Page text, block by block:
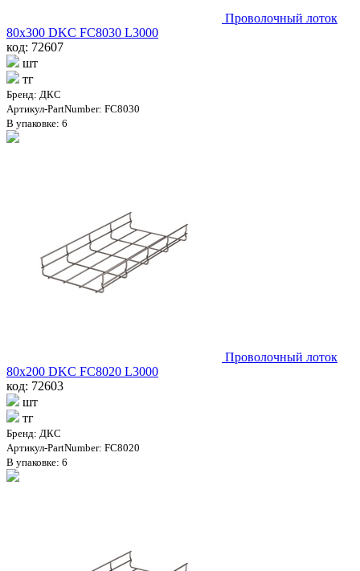
Проволочный лоток
80х300 DKC FC8030 L3000
код: 72607
шт
тг
Бренд: ДКС
Артикул-PartNumber: FC8030
В упаковке: 6
Проволочный лоток
80х200 DKC FC8020 L3000
код: 72603
шт
тг
Бренд: ДКС
Артикул-PartNumber: FC8020
В упаковке: 6